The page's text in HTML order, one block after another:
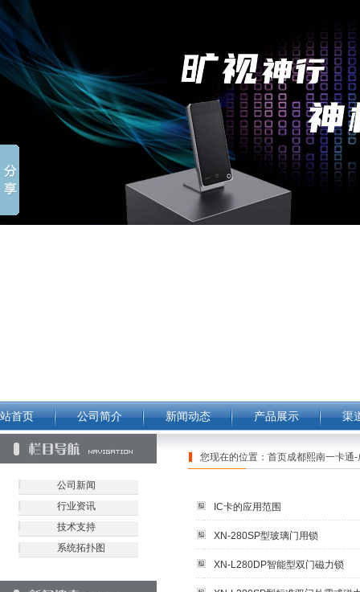
首页 公司简介 新闻动态 产品展示 渠
公司新闻
行业资讯
技术支持
系统拓扑图
IC卡的应用范围
XN-280SP型玻璃门用锁
XN-L280DP智能型双门磁力锁
您现在的位置： 首页成都熙南一卡通